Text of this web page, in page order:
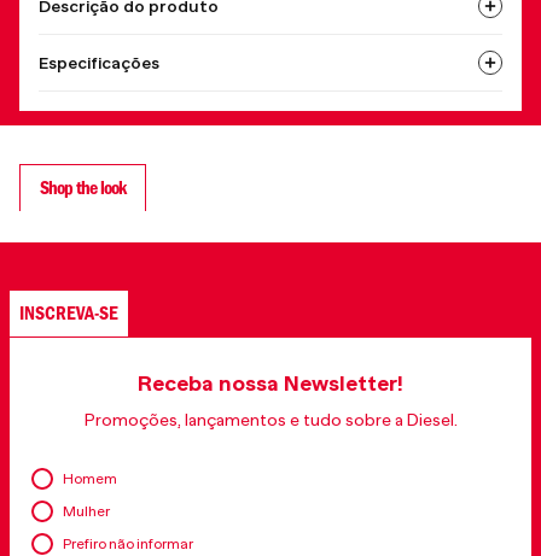
Descrição do produto
Especificações
Shop the look
INSCREVA-SE
Receba nossa Newsletter!
Promoções, lançamentos e tudo sobre a Diesel.
Homem
Mulher
Prefiro não informar